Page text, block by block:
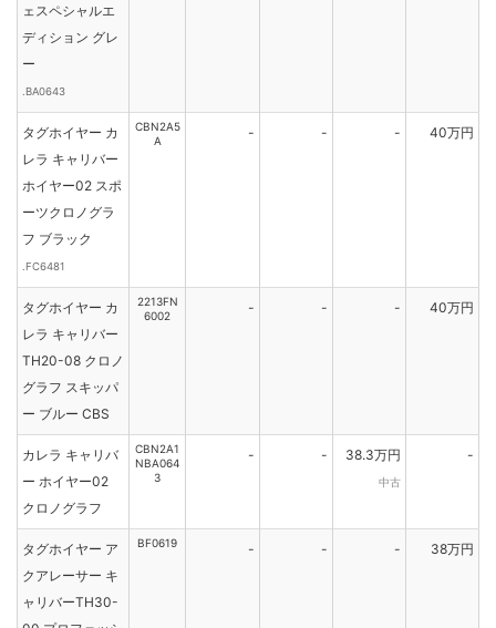
ェスペシャルエ
ディション グレ
ー
.BA0643
タグホイヤー カ
レラ キャリバー
ホイヤー02 スポ
ーツクロノグラ
フ ブラック
.FC6481
CBN2A5
A
- - - 40万円
タグホイヤー カ
レラ キャリバー
TH20-08 クロノ
グラフ スキッパ
ー ブルー CBS
2213FN
6002
- - - 40万円
カレラ キャリバ
ー ホイヤー02
クロノグラフ
CBN2A1
NBA064
3
- - 38.3万円
中古
-
タグホイヤー ア
クアレーサー キ
ャリバーTH30-
BF0619 - - - 38万円